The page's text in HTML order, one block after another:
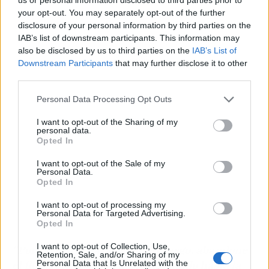
your opt-out. You may separately opt-out of the further
disclosure of your personal information by third parties on the
IAB’s list of downstream participants. This information may
also be disclosed by us to third parties on the IAB’s List of
Downstream Participants that may further disclose it to other
Personal Data Processing Opt Outs
I want to opt-out of the Sharing of my
personal data.
Opted In
I want to opt-out of the Sale of my
Personal Data.
Opted In
I want to opt-out of processing my
Personal Data for Targeted Advertising.
Opted In
I want to opt-out of Collection, Use,
Retention, Sale, and/or Sharing of my
Personal Data that Is Unrelated with the
Publicidad
"Por favor, no haga esto muy largo, abandone
el flotador e intente ir sólo nadando hasta la